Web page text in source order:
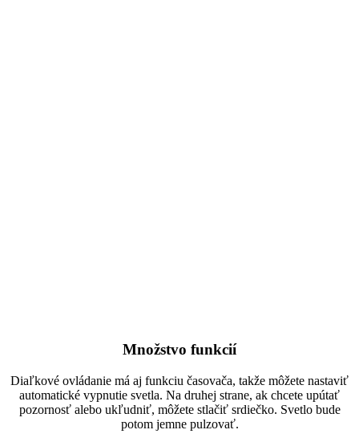
Množstvo funkcií
Diaľkové ovládanie má aj funkciu časovača, takže môžete nastaviť
automatické vypnutie svetla. Na druhej strane, ak chcete upútať
pozornosť alebo ukľudniť, môžete stlačiť srdiečko. Svetlo bude
potom jemne pulzovať.